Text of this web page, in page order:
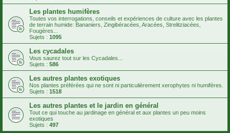
Les plantes humifères
Toutes vos interrogations, conseils et expériences de culture avec les plantes
de terrain humide: Bananiers, Zingibéracées, Aracées, Strelitziacées,
Fougères...
Sujets : 1095
Les cycadales
Vous saurez tout sur les Cycadales...
Sujets : 586
Les autres plantes exotiques
Nos plantes préférées qui ne sont ni particulièrement xerophytes ni humifères.
Sujets : 1518
Les autres plantes et le jardin en général
Tout ce qui touche au jardinage en général et aux plantes un peu moins
exotiques
Sujets : 497